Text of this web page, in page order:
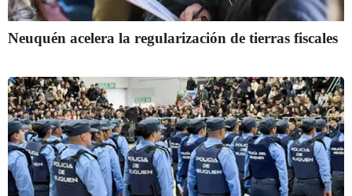
Neuquén acelera la regularización de tierras fiscales